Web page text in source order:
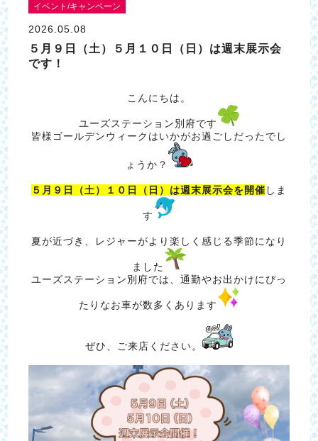
イベント/キャンペーン
2026.05.08
５月９日（土）５月１０日（日）は週末展示会
です！
こんにちは。
ユーズステーション別府です
皆様ゴールデンウィークはいかがお過ごしだったでし
ょうか？
５月９日（土）１０日（日）は週末展示会を開催 しま
す
夏が近づき、レジャーがより楽しく感じる季節になり
ました
ユーズステーション別府では、通勤やお出かけにぴっ
たりなお車が数多くあります
ぜひ、ご来店ください。